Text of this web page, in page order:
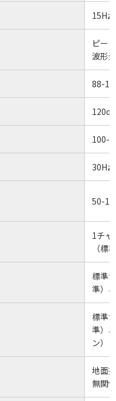
15Hz
ピー
波形
88-
100-
30Hz
50-
1チャ
（標
標準
準）
標準
準）
ン）
地面
無関